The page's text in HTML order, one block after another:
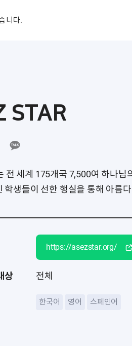
니다.
STAR
전 세계 175개국 7,500여 하나
학생들이 선한 행실을 통해 아름
https://asezstar.org/
상 전체
한국어 영어 스페인어